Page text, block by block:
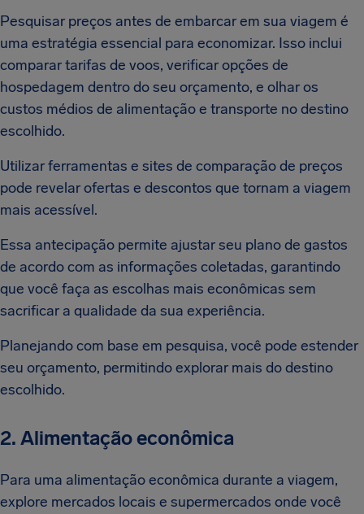
Pesquisar preços antes de embarcar em sua viagem é
uma estratégia essencial para economizar. Isso inclui
comparar tarifas de voos, verificar opções de
hospedagem dentro do seu orçamento, e olhar os
custos médios de alimentação e transporte no destino
escolhido.
Utilizar ferramentas e sites de comparação de preços
pode revelar ofertas e descontos que tornam a viagem
mais acessível.
Essa antecipação permite ajustar seu plano de gastos
de acordo com as informações coletadas, garantindo
que você faça as escolhas mais econômicas sem
sacrificar a qualidade da sua experiência.
Planejando com base em pesquisa, você pode estender
seu orçamento, permitindo explorar mais do destino
escolhido.
2. Alimentação econômica
Para uma alimentação econômica durante a viagem,
explore mercados locais e supermercados onde você